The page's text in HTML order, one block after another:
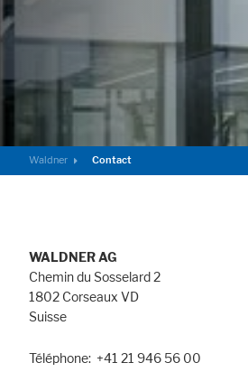
Waldner Contact
WALDNER AG
Chemin du Sosselard 2
1802 Corseaux VD
Suisse
Téléphone: +41 21 946 56 00
Marketing
Statistic cookies anonymize your data and use
help us to learn, how the users are using our
Consent Information